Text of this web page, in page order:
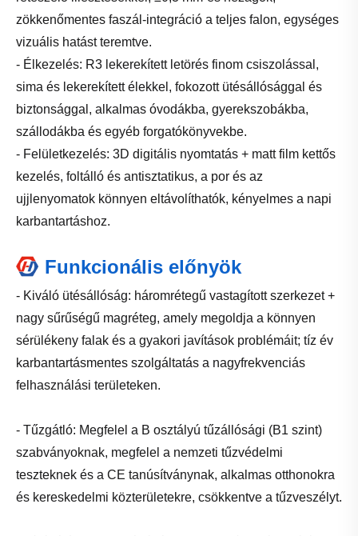
zökkenőmentes faszál-integráció a teljes falon, egységes
vizuális hatást teremtve.
- Élkezelés: R3 lekerekített letörés finom csiszolással,
sima és lekerekített élekkel, fokozott ütésállósággal és
biztonsággal, alkalmas óvodákba, gyerekszobákba,
szállodákba és egyéb forgatókönyvekbe.
- Felületkezelés: 3D digitális nyomtatás + matt film kettős
kezelés, foltálló és antisztatikus, a por és az
ujjlenyomatok könnyen eltávolíthatók, kényelmes a napi
karbantartáshoz.
Funkcionális előnyök
- Kiváló ütésállóság: háromrétegű vastagított szerkezet +
nagy sűrűségű magréteg, amely megoldja a könnyen
sérülékeny falak és a gyakori javítások problémáit; tíz év
karbantartásmentes szolgáltatás a nagyfrekvenciás
felhasználási területeken.
- Tűzgátló: Megfelel a B osztályú tűzállósági (B1 szint)
szabványoknak, megfelel a nemzeti tűzvédelmi
teszteknek és a CE tanúsítványnak, alkalmas otthonokra
és kereskedelmi közterületekre, csökkentve a tűzveszélyt.